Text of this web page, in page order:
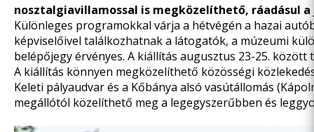
nosztalgiavillamossal is megközelíthető, ráadásul
Különleges programokkal várja a hétvégén a hazai
képviselőivel találkozhatnak a látogatók, a múzeumi
belépőjegy érvényes. A kiállítás augusztus 23-25.
A kiállítás könnyen megközelíthető közösségi
Keleti pályaudvar és a Kőbánya alsó vasútállomás
megállótól közelíthető meg a legegyszerűbben és